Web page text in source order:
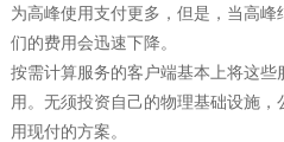
为高峰使用支付更多，但是，当高
们的费用会迅速下降。
按需计算服务的客户端基本上将这
用。无须投资自己的物理基础设施
用现付的方案。